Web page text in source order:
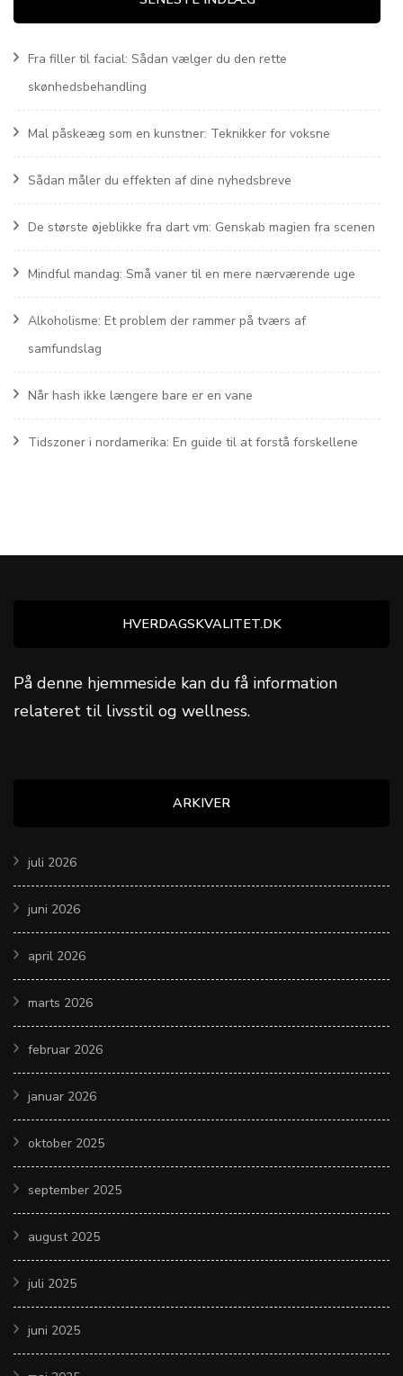
Fra filler til facial: Sådan vælger du den rette
skønhedsbehandling
Mal påskeæg som en kunstner: Teknikker for voksne
Sådan måler du effekten af dine nyhedsbreve
De største øjeblikke fra dart vm: Genskab magien fra scenen
Mindful mandag: Små vaner til en mere nærværende uge
Alkoholisme: Et problem der rammer på tværs af
samfundslag
Når hash ikke længere bare er en vane
Tidszoner i nordamerika: En guide til at forstå forskellene
HVERDAGSKVALITET.DK
På denne hjemmeside kan du få information
relateret til livsstil og wellness.
ARKIVER
juli 2026
juni 2026
april 2026
marts 2026
februar 2026
januar 2026
oktober 2025
september 2025
august 2025
juli 2025
juni 2025